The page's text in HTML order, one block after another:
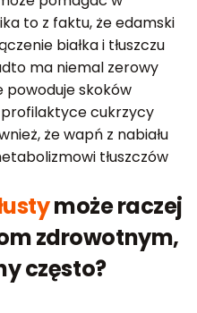
to z faktu, że edamski
białka i tłuszczu
ma niemal zerowy
powoduje skoków
profilaktyce cukrzycy
że wapń z nabiału
tłuszczów
może raczej
zdrowotnym,
często?